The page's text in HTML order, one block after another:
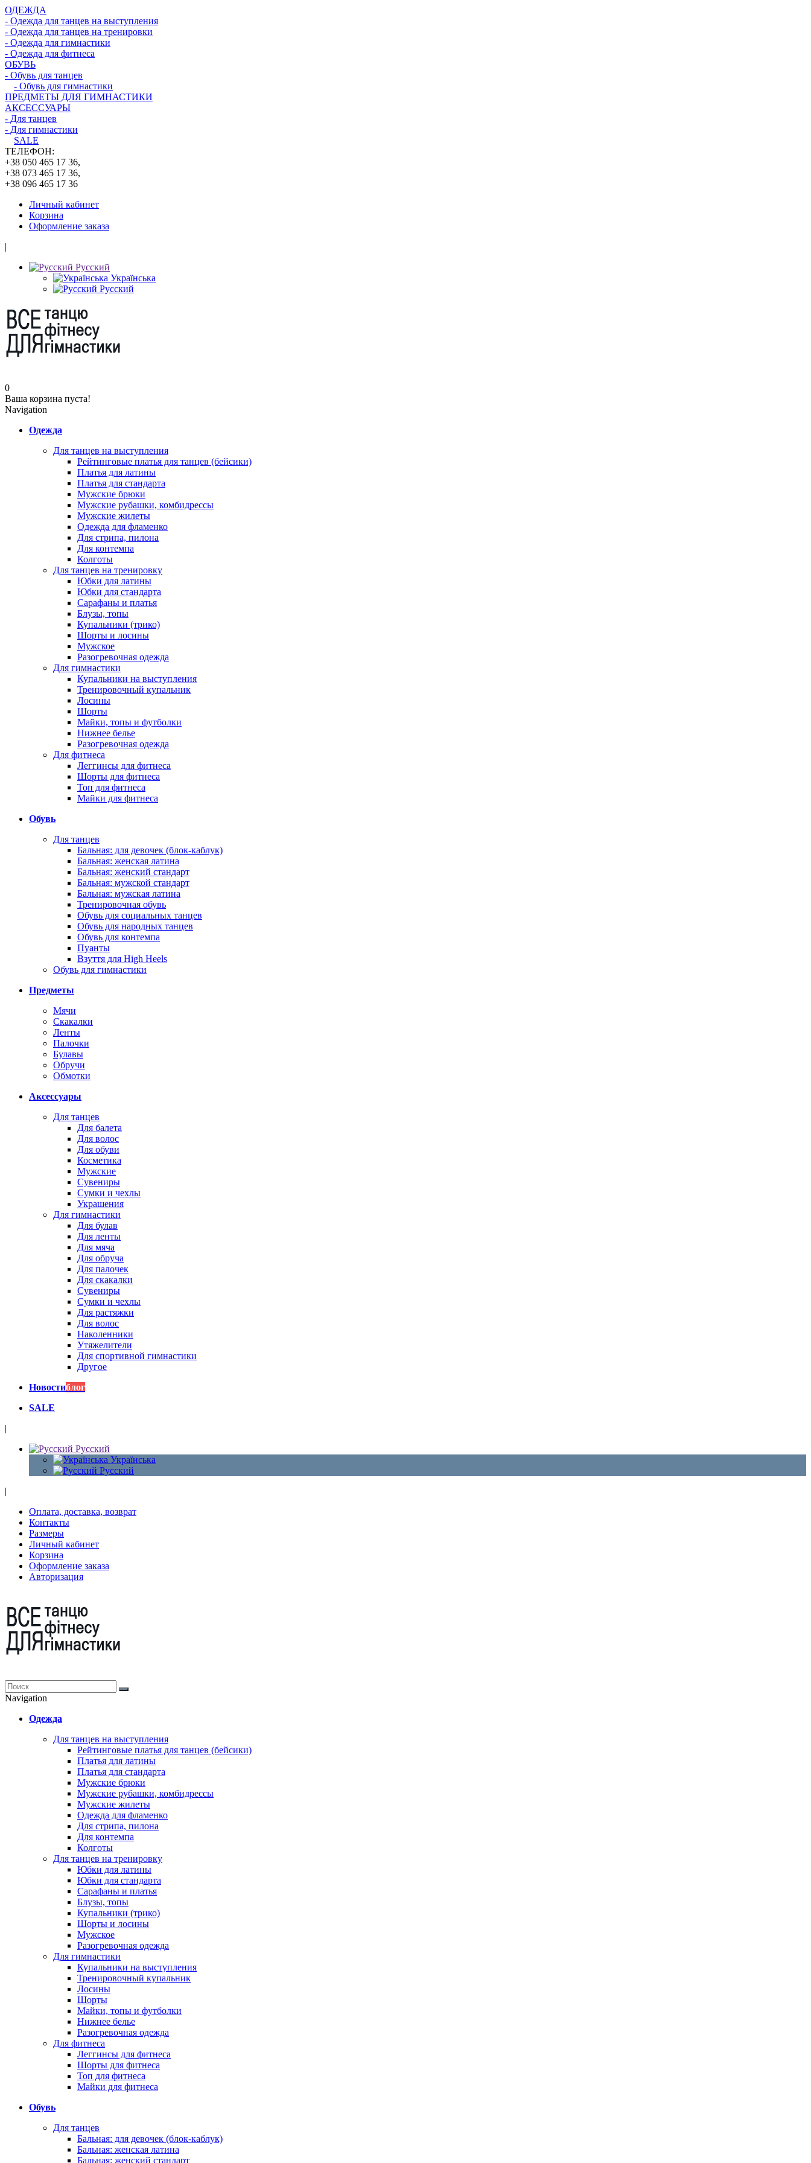
ОДЕЖДА
- Одежда для танцев на выступления
- Одежда для танцев на тренировки
- Одежда для гимнастики
- Одежда для фитнеса
ОБУВЬ
- Обувь для танцев
- Обувь для гимнастики
ПРЕДМЕТЫ ДЛЯ ГИМНАСТИКИ
АКСЕССУАРЫ
- Для танцев
- Для гимнастики
SALE
ТЕЛЕФОН:
+38 050 465 17 36,
+38 073 465 17 36,
+38 096 465 17 36
Личный кабинет
Корзина
Оформление заказа
|
Русский
Українська
Русский
0
Ваша корзина пуста!
Navigation
Одежда
Для танцев на выступления
Рейтинговые платья для танцев (бейсики)
Платья для латины
Платья для стандарта
Мужские брюки
Мужские рубашки, комбидрессы
Мужские жилеты
Одежда для фламенко
Для стрипа, пилона
Для контемпа
Колготы
Для танцев на тренировку
Юбки для латины
Юбки для стандарта
Сарафаны и платья
Блузы, топы
Купальники (трико)
Шорты и лосины
Мужское
Разогревочная одежда
Для гимнастики
Купальники на выступления
Тренировочный купальник
Лосины
Шорты
Майки, топы и футболки
Нижнее белье
Разогревочная одежда
Для фитнеса
Леггинсы для фитнеса
Шорты для фитнеса
Топ для фитнеса
Майки для фитнеса
Обувь
Для танцев
Бальная: для девочек (блок-каблук)
Бальная: женская латина
Бальная: женский стандарт
Бальная: мужской стандарт
Бальная: мужская латина
Тренировочная обувь
Обувь для социальных танцев
Обувь для народных танцев
Обувь для контемпа
Пуанты
Взуття для High Heels
Обувь для гимнастики
Предметы
Мячи
Скакалки
Ленты
Палочки
Булавы
Обручи
Обмотки
Аксессуары
Для танцев
Для балета
Для волос
Для обуви
Косметика
Мужские
Сувениры
Сумки и чехлы
Украшения
Для гимнастики
Для булав
Для ленты
Для мяча
Для обруча
Для палочек
Для скакалки
Сувениры
Сумки и чехлы
Для растяжки
Для волос
Наколенники
Утяжелители
Для спортивной гимнастики
Другое
Новостиблог
SALE
|
Русский
Українська
Русский
|
Оплата, доставка, возврат
Контакты
Размеры
Личный кабинет
Корзина
Оформление заказа
Авторизация
Navigation
Одежда
Для танцев на выступления
Рейтинговые платья для танцев (бейсики)
Платья для латины
Платья для стандарта
Мужские брюки
Мужские рубашки, комбидрессы
Мужские жилеты
Одежда для фламенко
Для стрипа, пилона
Для контемпа
Колготы
Для танцев на тренировку
Юбки для латины
Юбки для стандарта
Сарафаны и платья
Блузы, топы
Купальники (трико)
Шорты и лосины
Мужское
Разогревочная одежда
Для гимнастики
Купальники на выступления
Тренировочный купальник
Лосины
Шорты
Майки, топы и футболки
Нижнее белье
Разогревочная одежда
Для фитнеса
Леггинсы для фитнеса
Шорты для фитнеса
Топ для фитнеса
Майки для фитнеса
Обувь
Для танцев
Бальная: для девочек (блок-каблук)
Бальная: женская латина
Бальная: женский стандарт